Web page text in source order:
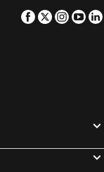
Facebook
Twitter